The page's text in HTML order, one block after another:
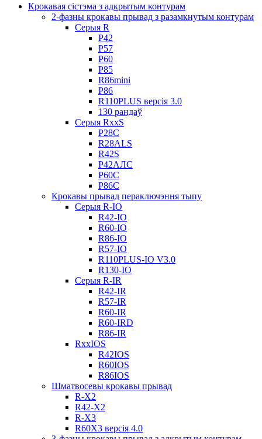
Крокавая сістэма з адкрытым контурам
2-фазны крокавы прывад з разамкнутым контурам
Серыя R
Р42
Р57
Р60
Р85
R86mini
Р86
R110PLUS версія 3.0
130 рандаў
Серыя RxxS
Р28С
R28ALS
R42S
Р42АЛС
Р60С
Р86С
Крокавы прывад пераключэння тыпу
Серыя R-IO
R42-IO
R60-IO
R86-IO
R57-IO
R110PLUS-IO V3.0
R130-IO
Серыя R-IR
R42-IR
R57-IR
R60-IR
R60-IRD
R86-IR
RxxIOS
R42IOS
R60IOS
R86IOS
Шматвосевы крокавы прывад
R-X2
R42-X2
R-X3
R60X3 версія 4.0